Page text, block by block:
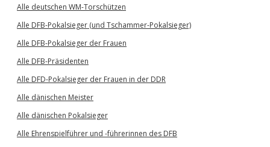
Alle deutschen WM-Torschützen
Alle DFB-Pokalsieger (und Tschammer-Pokalsieger)
Alle DFB-Pokalsieger der Frauen
Alle DFB-Präsidenten
Alle DFD-Pokalsieger der Frauen in der DDR
Alle dänischen Meister
Alle dänischen Pokalsieger
Alle Ehrenspielführer und -führerinnen des DFB